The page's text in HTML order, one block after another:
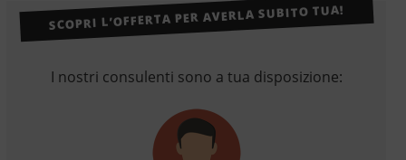
SCOPRI L’OFFERTA PER AVERLA SUBITO TUA!
I nostri consulenti sono a tua disposizione: